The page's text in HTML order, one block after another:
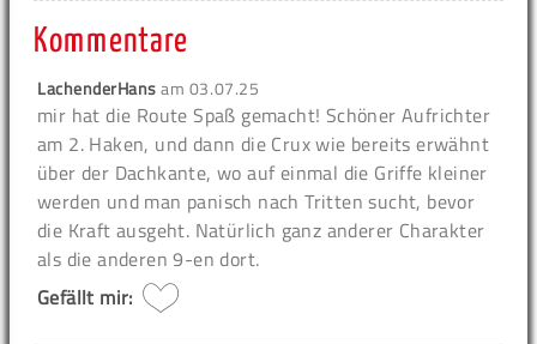
Kommentare
LachenderHansam 03.07.25
mir hat die Route Spaß gemacht! Schöner Aufrichter
am 2. Haken, und dann die Crux wie bereits erwähnt
über der Dachkante, wo auf einmal die Griffe kleiner
werden und man panisch nach Tritten sucht, bevor
die Kraft ausgeht. Natürlich ganz anderer Charakter
als die anderen 9-en dort.
Gefällt mir: